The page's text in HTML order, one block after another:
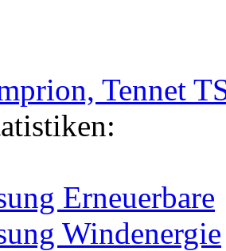
Tennet
Erneuerbare
Windenergie